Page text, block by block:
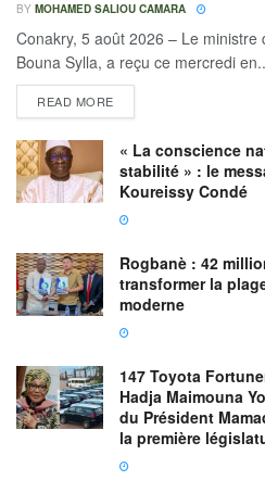
BY MOHAMED SALIOU CAMARA
Conakry, 5 août 2026 – Le
Bouna Sylla, a reçu ce mercredi
READ MORE
« La conscience
stabilité » : le
Koureissy Condé
Rogbanè : 42
transformer la
moderne
147 Toyota
Hadja Maimouna
du Président
la première